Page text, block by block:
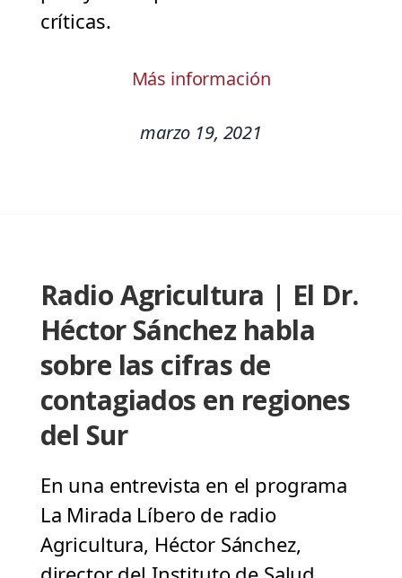
críticas.
Más información
marzo 19, 2021
Radio Agricultura | El Dr.
Héctor Sánchez habla
sobre las cifras de
contagiados en regiones
del Sur
En una entrevista en el programa
La Mirada Líbero de radio
Agricultura, Héctor Sánchez,